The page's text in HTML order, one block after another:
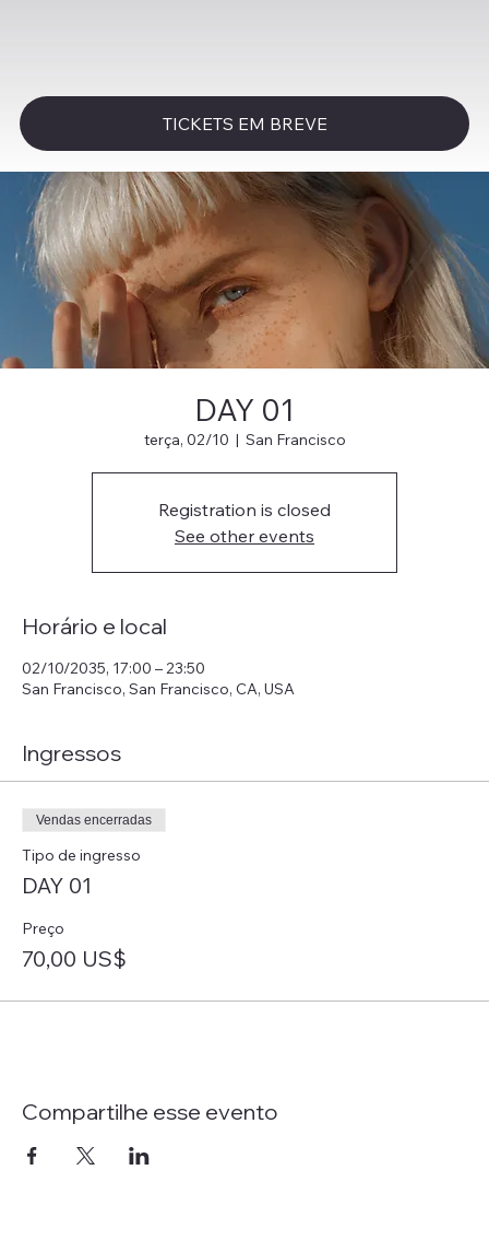
TICKETS EM BREVE
DAY 01
terça, 02/10
  |
San Francisco
Registration is closed
See other events
Horário e local
02/10/2035, 17:00 – 23:50
San Francisco, San Francisco, CA, USA
Ingressos
Vendas encerradas
Tipo de ingresso
DAY 01
Preço
70,00 US$
Compartilhe esse evento